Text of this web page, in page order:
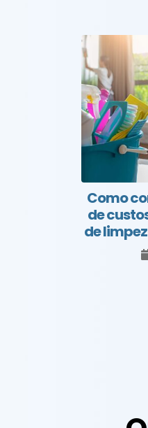
Como
de
de